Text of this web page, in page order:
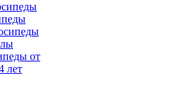
от
лет